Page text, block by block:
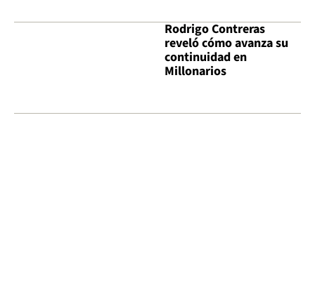
Rodrigo Contreras
reveló cómo avanza su
continuidad en
Millonarios